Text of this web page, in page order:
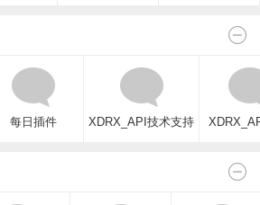
每日插件 XDRX_API技术支持